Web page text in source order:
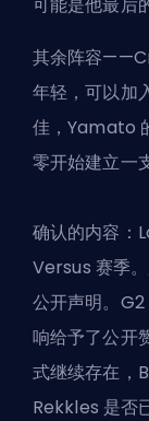
其余阵容
年轻，可以加
佳，Yamato
零开始建立一
确认的内容：
Versus 赛季
公开声明。
响给予了公开
式继续存在，
Rekkles 是否